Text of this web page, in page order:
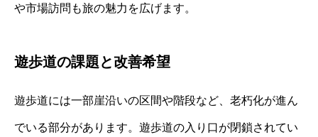
や市場訪問も旅の魅力を広げます。
遊歩道の課題と改善希望
遊歩道には一部崖沿いの区間や階段など、老朽化が進ん
でいる部分があります。遊歩道の入り口が閉鎖されてい